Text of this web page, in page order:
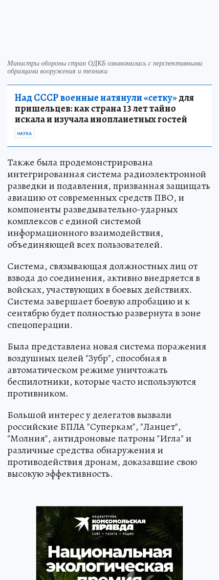
Министры обороны стран ОДКБ ознакомились с перспективными
образцами вооружения и техники
Над СССР военные натянули «сетку»для
пришельцев: как страна 13 лет тайно
искала и изучала инопланетных гостей
НАУКА
Также была продемонстрирована
интегрированная система радиоэлектронной
разведки и подавления, призванная защищать
авиацию от современных средств ПВО, и
компоненты разведывательно-ударных
комплексов с единой системой
информационного взаимодействия,
объединяющей всех пользователей.
Система, связывающая должностных лиц от
взвода до соединения, активно внедряется в
войсках, участвующих в боевых действиях.
Система завершает боевую апробацию и к
сентябрю будет полностью развернута в зоне
спецоперации.
Была представлена новая система поражения
воздушных целей "Зубр", способная в
автоматическом режиме уничтожать
беспилотники, которые часто используются
противником.
Большой интерес у делегатов вызвали
российские БПЛА "Суперкам", "Ланцет",
"Молния", антидроновые патроны "Игла" и
различные средства обнаружения и
противодействия дронам, доказавшие свою
высокую эффективность.